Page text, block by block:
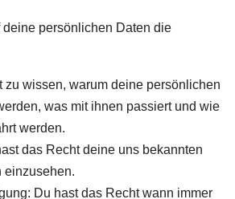
persönlichen Daten die
zu wissen, warum deine persönlichen
was mit ihnen passiert und wie
werden.
das Recht deine uns bekannten
Du hast das Recht wann immer